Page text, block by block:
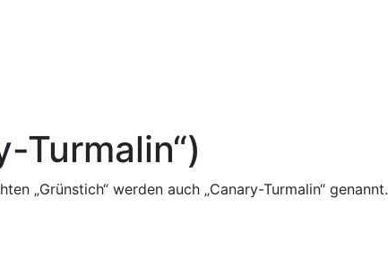
Turmalin“)
„Grünstich“ werden auch „Canary-Turmalin“ genannt.